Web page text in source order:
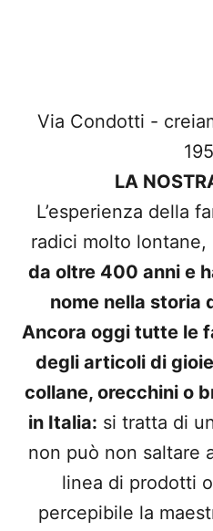
Via Condotti -
LA
L’esperienza della
radici molto
da oltre 400 anni e
nome nella storia
Ancora oggi tutte le
degli articoli di
collane, orecchini o
in Italia: si tratta di
non può non saltare
linea di prodotti
percepibile la